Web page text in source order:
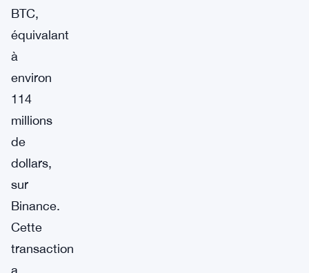
BTC,
équivalant
à
environ
114
millions
de
dollars,
sur
Binance.
Cette
transaction
a